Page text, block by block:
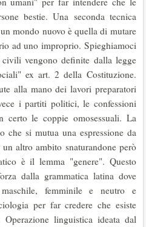
bestie. Una seconda tecnica
mondo nuovo è quella di mutare
ad uno improprio. Spieghiamoci
vengono definite dalla legge
ex art. 2 della Costituzione.
alla mano dei lavori preparatori
i partiti politici, le confessioni
certo le coppie omosessuali. La
che si mutua una espressione da
altro ambito snaturandone però
è il lemma "genere". Questo
dalla grammatica latina dove
femminile e neutro e
per far credere che esiste
Operazione linguistica ideata dal